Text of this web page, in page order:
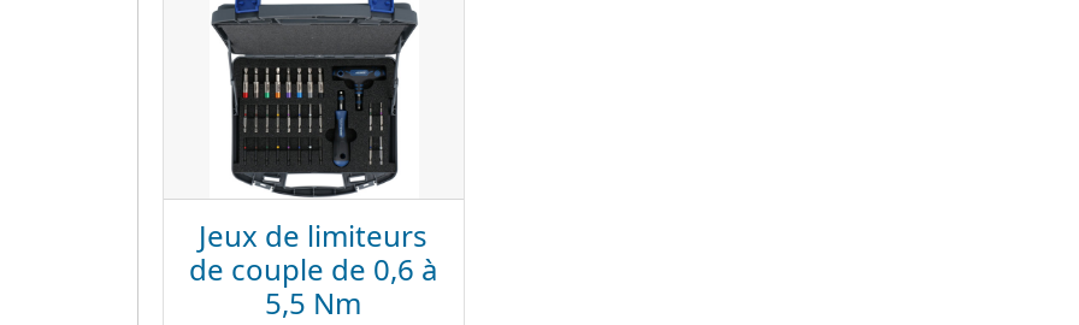
Jeux de limiteurs
de couple de 0,6 à
5,5 Nm